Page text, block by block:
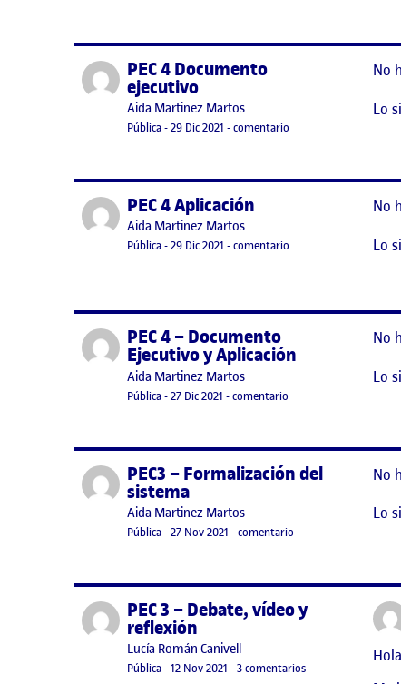
Publicado porPEC 4 Documento
ejecutivo
Publicado por
Aida Martinez Martos
Visibilidad:
Pública-Fecha de publicación
29 Dic 2021 -comentario
No
Lo
Publicado porPEC 4 Aplicación
Publicado por
Aida Martinez Martos
Visibilidad:
Pública-Fecha de publicación
29 Dic 2021 29 diciembre, 2021 4:27 pm
-comentario en PEC 4 Aplicación
No
Lo
Publicado porPEC 4 – Documento
Ejecutivo y Aplicación
Publicado por
Aida Martinez Martos
Visibilidad:
Pública-Fecha de publicación
27 Dic 2021 -comentario
No
Lo
Publicado porPEC3 – Formalización del
sistema
Publicado por
Aida Martinez Martos
Visibilidad:
Pública-Fecha de publicación
27 Nov 2021 -comentario
No
Lo
Publicado porPEC 3 – Debate, vídeo y
reflexión
Publicado por
Lucía Román Canivell
Visibilidad:
Pública-Fecha de publicación
12 Nov 2021 12 noviembre, 2021 11:11 pm
-3 comentariosen PEC 3 – Debate,